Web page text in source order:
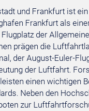
und Frankfurt ist
Frankfurt als
der
prägen die
der August-Euler-
der Luftfahrt.
einen wichtigen
Neben den
zur